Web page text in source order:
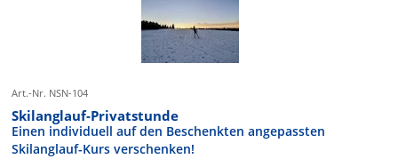
Art.-Nr. NSN-104
Skilanglauf-Privatstunde
Einen individuell auf den Beschenkten angepassten
Skilanglauf-Kurs verschenken!